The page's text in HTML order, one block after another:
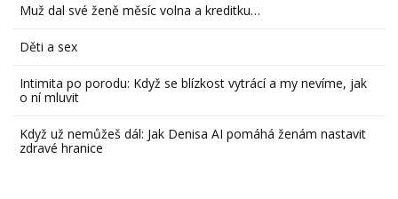
Muž dal své ženě měsíc volna a kreditku…
Děti a sex
Intimita po porodu: Když se blízkost vytrácí a my nevíme, jak
o ní mluvit
Když už nemůžeš dál: Jak Denisa AI pomáhá ženám nastavit
zdravé hranice